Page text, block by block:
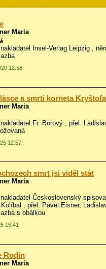
Maria
Insel-Verlag Leipzig ,
12:58
a smrti korneta
Maria
Fr. Borový , přel.
12:57
smrt jsi viděl stát
Maria
Československý
, přel. Pavel Eisner,
s obálkou
16:41
Rodin
Maria